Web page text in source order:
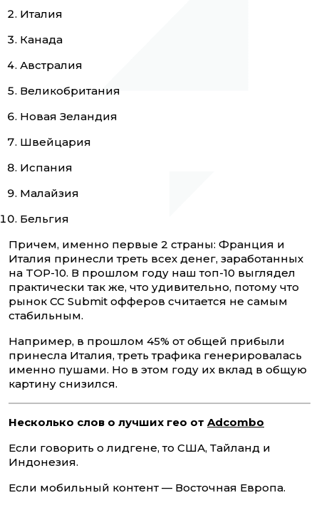
Италия
Канада
Австралия
Великобритания
Новая Зеландия
Швейцария
Испания
Малайзия
Бельгия
Причем, именно первые 2 страны: Франция и
Италия принесли треть всех денег, заработанных
на TOP-10. В прошлом году наш топ-10 выглядел
практически так же, что удивительно, потому что
рынок CC Submit офферов считается не самым
стабильным.
Например, в прошлом 45% от общей прибыли
принесла Италия, треть трафика генерировалась
именно пушами. Но в этом году их вклад в общую
картину снизился.
Несколько слов о лучших гео от Adcombo
Если говорить о лидгене, то США, Тайланд и
Индонезия.
Если мобильный контент — Восточная Европа.